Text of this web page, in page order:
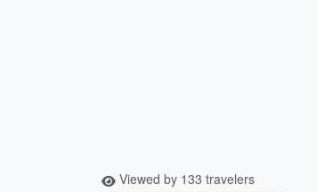
Viewed by 133 travelers